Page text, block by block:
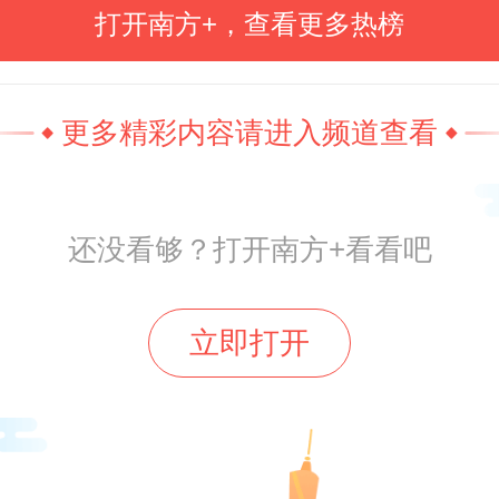
桂园这半年肯定少不了做合纵连
年上半年碧桂园及其联营合营公司
约7.4万套，再次位居行业榜首。
资本市场证明自己的责任心和能
以说把家底都卖了。从归母净资
来看，股东确实做出了较大努
因为把保交付和重组当成了头等
纠缠什么盈利能力显然已无多
打开南方+，查看更多热榜
更多精彩内容请进入频道查看
还没看够？打开南方+看看吧
立即打开